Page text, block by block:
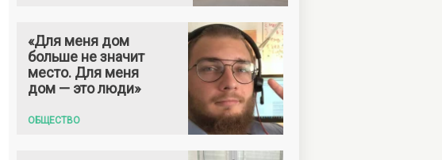
«Для меня дом
больше не значит
место. Для меня
дом — это люди»
ОБЩЕСТВО